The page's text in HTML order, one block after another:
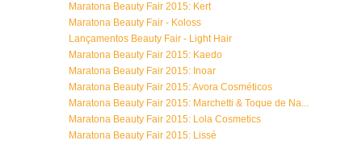
Maratona Beauty Fair 2015: Kert
Maratona Beauty Fair - Koloss
Lançamentos Beauty Fair - Light Hair
Maratona Beauty Fair 2015: Kaedo
Maratona Beauty Fair 2015: Inoar
Maratona Beauty Fair 2015: Avora Cosméticos
Maratona Beauty Fair 2015: Marchetti & Toque de Na...
Maratona Beauty Fair 2015: Lola Cosmetics
Maratona Beauty Fair 2015: Lissé